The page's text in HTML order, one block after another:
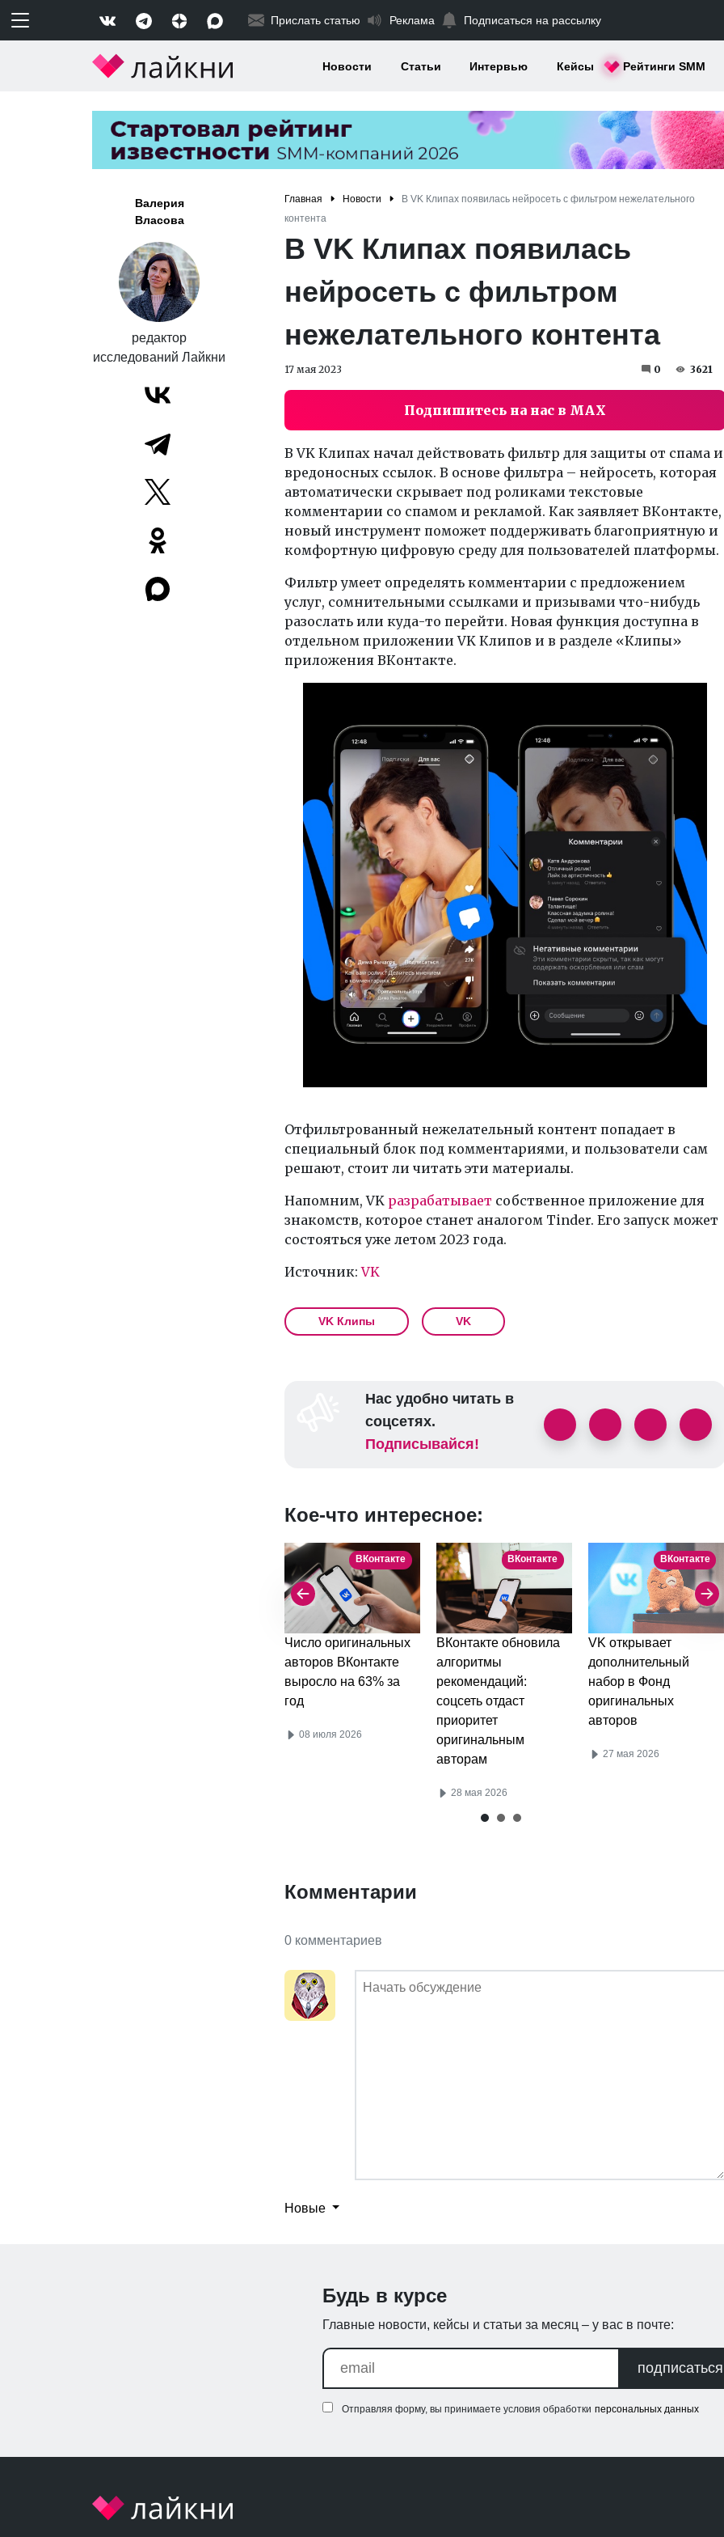
Прислать статью Реклама Подписаться на рассылку
Новости Статьи Интервью Кейсы Рейтинги SMM
Валерия
Власова
редактор
исследований Лайкни
Главная Новости
В VK Клипах появилась нейросеть с фильтром нежелательного
контента
В VK Клипах появилась
нейросеть с фильтром
нежелательного контента
17 мая 2023 0 3621
Подпишитесь на нас в MAX
В VK Клипах начал действовать фильтр для защиты от спама и
вредоносных ссылок. В основе фильтра – нейросеть, которая
автоматически скрывает под роликами текстовые
комментарии со спамом и рекламой. Как заявляет ВКонтакте,
новый инструмент поможет поддерживать благоприятную и
комфортную цифровую среду для пользователей платформы.
Фильтр умеет определять комментарии с предложением
услуг, сомнительными ссылками и призывами что-нибудь
разослать или куда-то перейти. Новая функция доступна в
отдельном приложении VK Клипов и в разделе «Клипы»
приложения ВКонтакте.
Отфильтрованный нежелательный контент попадает в
специальный блок под комментариями, и пользователи сам
решают, стоит ли читать эти материалы.
Напомним, VK разрабатывает собственное приложение для
знакомств, которое станет аналогом Tinder. Его запуск может
состояться уже летом 2023 года.
Источник:VK
VK Клипы VK
Нас удобно читать в
соцсетях.
Подписывайся!
Кое-что интересное:
ВКонтакте
Число оригинальных
авторов ВКонтакте
выросло на 63% за
год
08 июля 2026
ВКонтакте
ВКонтакте обновила
алгоритмы
рекомендаций:
соцсеть отдаст
приоритет
оригинальным
авторам
28 мая 2026
ВКонтакте
VK открывает
дополнительный
набор в Фонд
оригинальных
авторов
27 мая 2026
Комментарии
0 комментариев
Новые
Будь в курсе
Главные новости, кейсы и статьи за месяц – у вас в почте:
подписаться
Отправляя форму, вы принимаете условия обработки персональных данных